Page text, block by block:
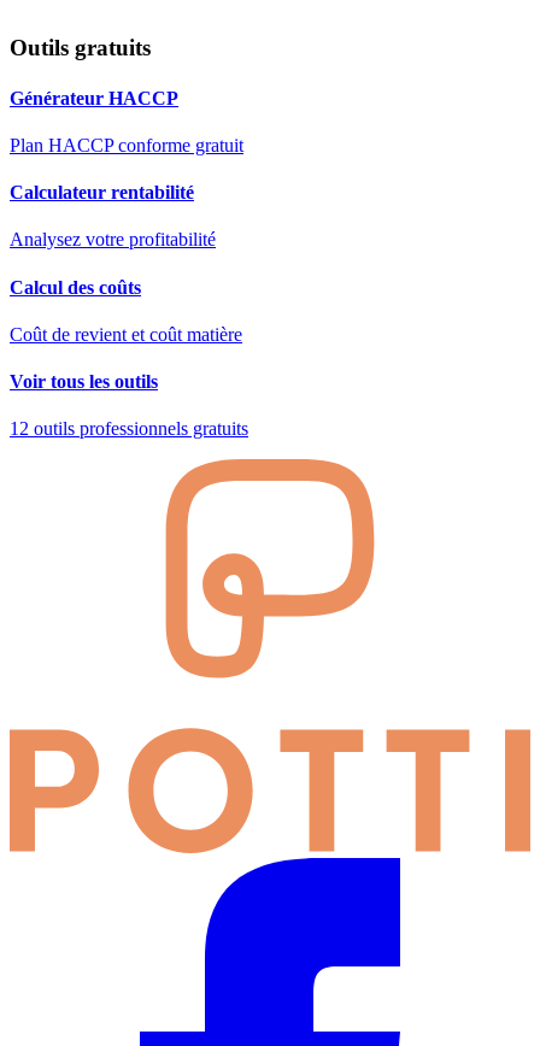
Outils gratuits
Générateur HACCP
Plan HACCP conforme gratuit
Calculateur rentabilité
Analysez votre profitabilité
Calcul des coûts
Coût de revient et coût matière
Voir tous les outils
12 outils professionnels gratuits